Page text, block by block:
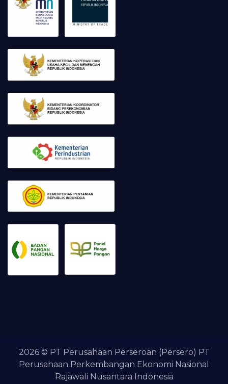
2026 © PT Perusahaan Perseroan (Persero) PT
Perusahaan Perkembangan Ekonomi Nasional
Rajawali Nusantara Indonesia